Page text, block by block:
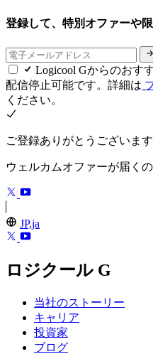
登録して、特別オファーや
Logicool Gからのおす
配信停止可能です。詳細は
ください。
ご登録ありがとうございます
ウェルカムオファーが届く
JP,ja
ロジクール G
当社のストーリー
キャリア
投資家
ブログ